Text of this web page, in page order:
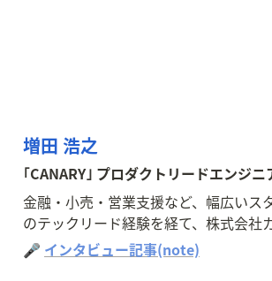
増田 浩之
｢CANARY｣ プロダクトリードエンジニ
金融・小売・営業支援など、幅広いス
のテックリード経験を経て、株式会社
🎤 インタビュー記事(note)